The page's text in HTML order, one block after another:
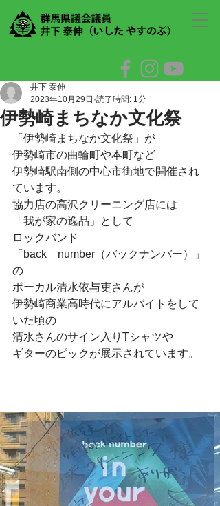
伊勢崎まちなか文化祭
井下 泰伸
2023年10月29日 読了時間: 1分
「伊勢崎まちなか文化祭」が
伊勢崎市の曲輪町や本町など
伊勢崎駅南側の中心市街地で開催され
ています。
協力店の高沢クリーニング店には
「我が家の逸品」として
ロックバンド
「back　number（バックナンバー）」
の
ボーカル清水依与吏さんが
伊勢崎商業高時代にアルバイトをして
いた頃の
清水さんのサイン入りTシャツや
ギターのピックが展示されています。